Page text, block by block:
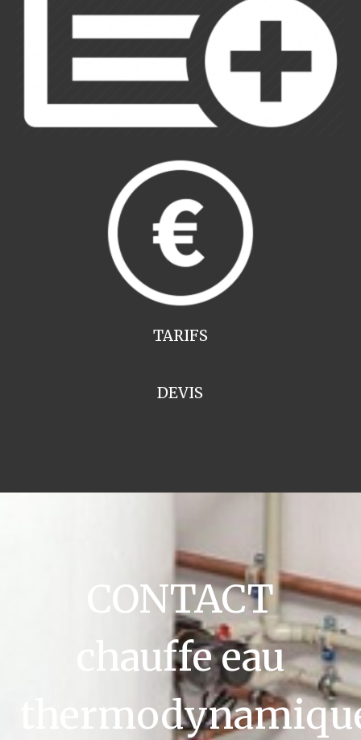
TARIFS
DEVIS
CONTACT
chauffe eau